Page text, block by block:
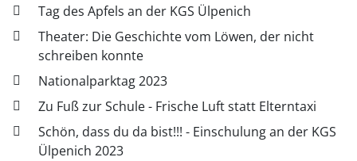
Tag des Apfels an der KGS Ülpenich
Theater: Die Geschichte vom Löwen, der nicht
schreiben konnte
Nationalparktag 2023
Zu Fuß zur Schule - Frische Luft statt Elterntaxi
Schön, dass du da bist!!! - Einschulung an der KGS
Ülpenich 2023